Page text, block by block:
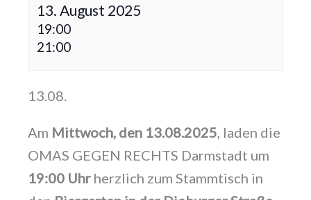
13. August 2025
19:00
21:00
13.08.
Am Mittwoch, den 13.08.2025, laden die
OMAS GEGEN RECHTS Darmstadt um
19:00 Uhr herzlich zum Stammtisch in